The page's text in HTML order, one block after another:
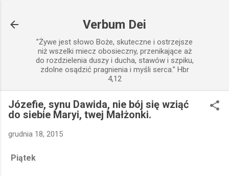
Verbum Dei
”Żywe jest słowo Boże, skuteczne i ostrzejsze
niż wszelki miecz obosieczny, przenikające aż
do rozdzielenia duszy i ducha, stawów i szpiku,
zdolne osądzić pragnienia i myśli serca.” Hbr
4,12
Józefie, synu Dawida, nie bój się wziąć
do siebie Maryi, twej Małżonki.
grudnia 18, 2015
Piątek